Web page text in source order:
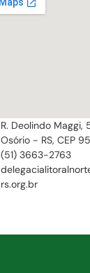
R. Deolindo
Osório - RS, CEP
(51) 3663-2763
rs.org.br